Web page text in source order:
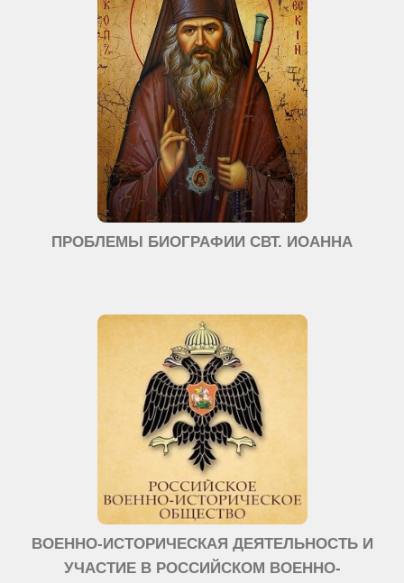
ПРОБЛЕМЫ БИОГРАФИИ СВТ. ИОАННА
ВОЕННО-ИСТОРИЧЕСКАЯ ДЕЯТЕЛЬНОСТЬ И
УЧАСТИЕ В РОССИЙСКОМ ВОЕННО-